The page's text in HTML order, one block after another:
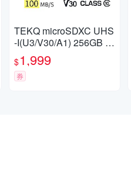
TEKQ microSDXC UHS
-I(U3/V30/A1) 256GB 記
憶卡
$1,999
券